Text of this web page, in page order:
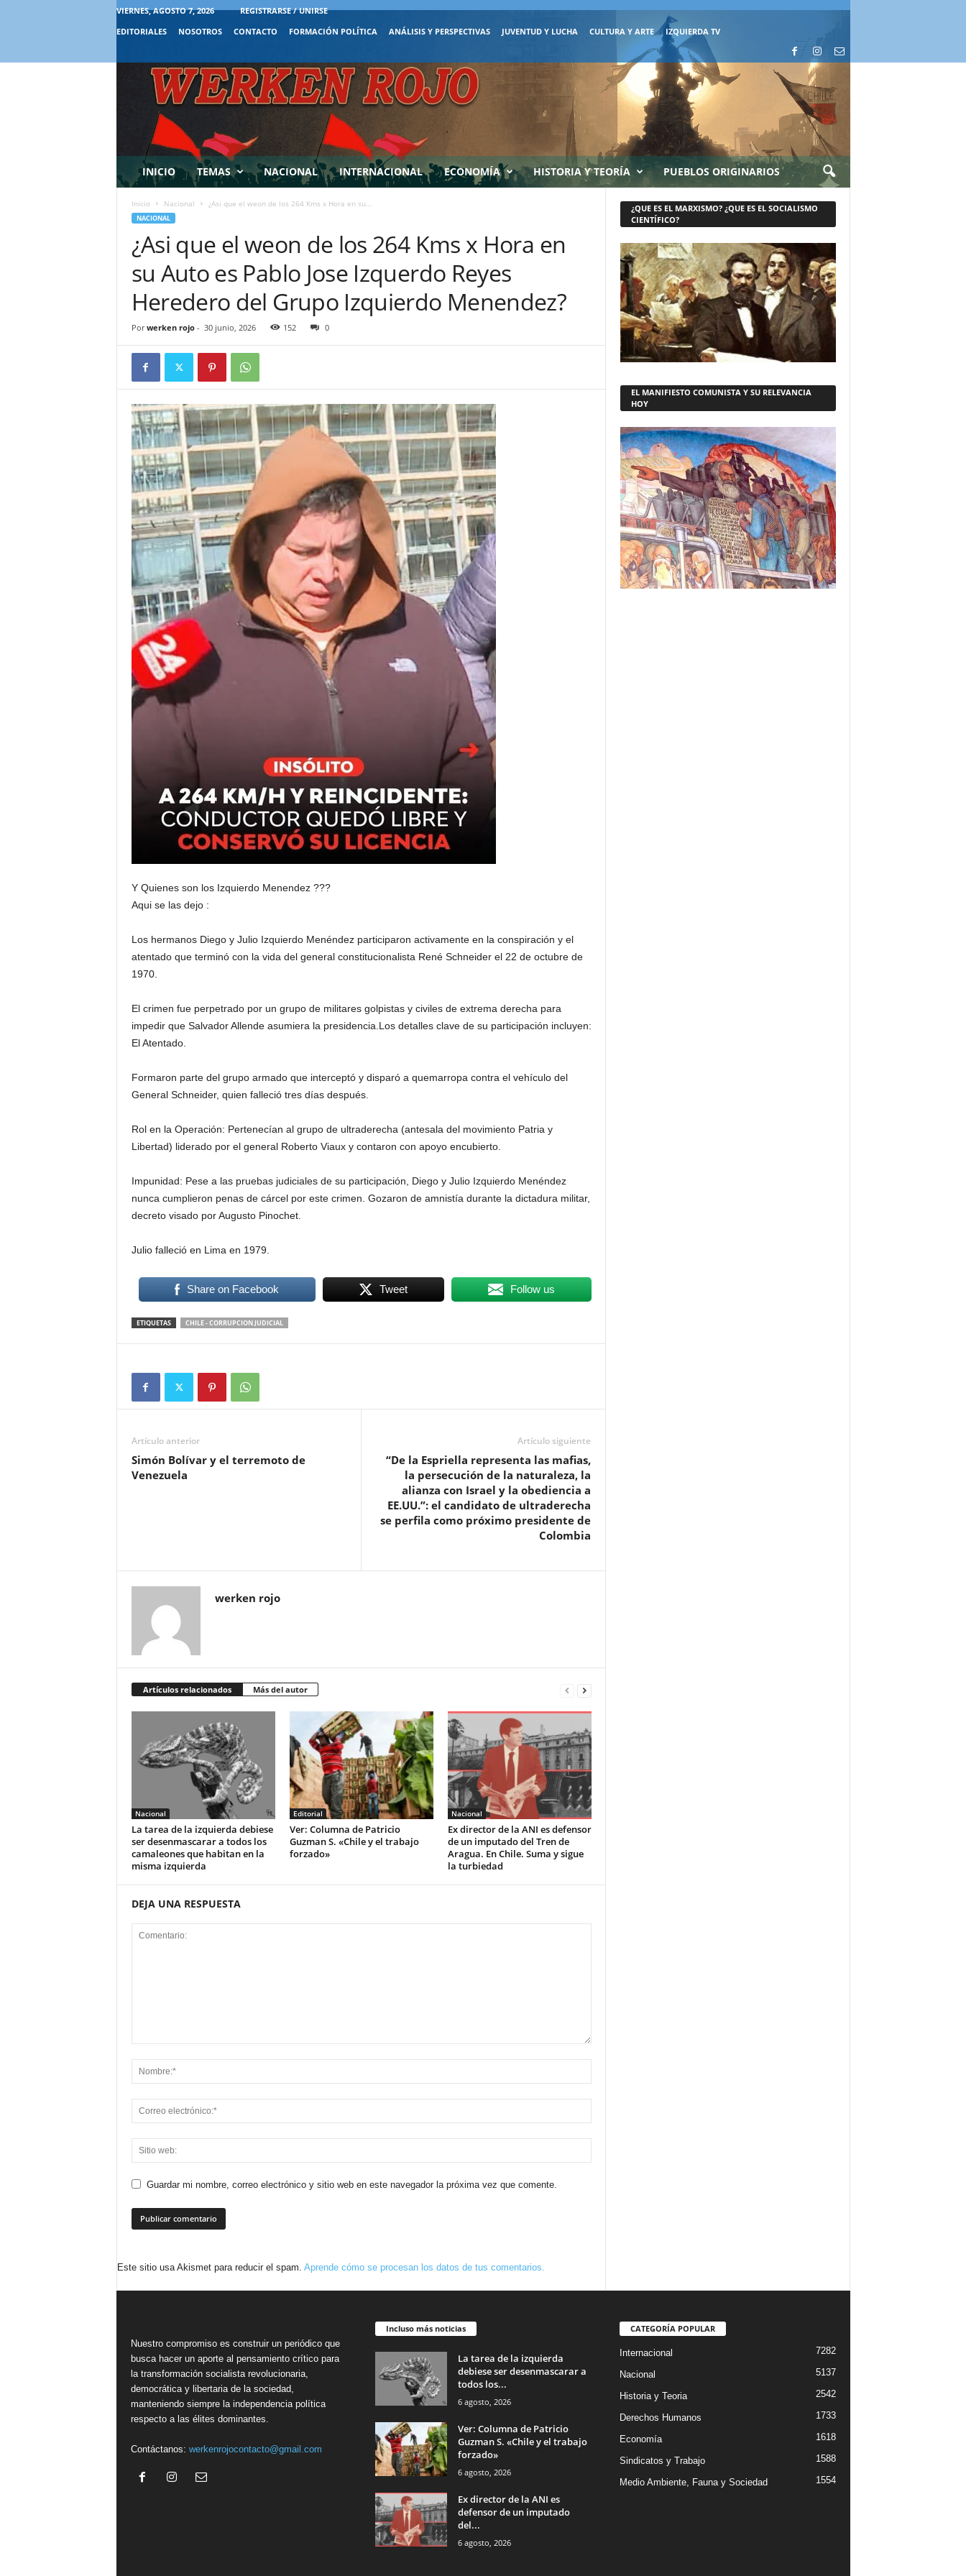
VIERNES, AGOSTO 7, 2026
REGISTRARSE / UNIRSE
EDITORIALES
NOSOTROS CONTACTO FORMACIÓN POLÍTICA ANÁLISIS Y PERSPECTIVAS JUVENTUD Y LUCHA CULTURA Y ARTE IZQUIERDA TV
INICIO TEMAS NACIONAL INTERNACIONAL ECONOMÍA HISTORIA Y TEORÍA PUEBLOS ORIGINARIOS
Inicio Nacional ¿Asi que el weon de los 264 Kms x Hora en su...
NACIONAL
¿Asi que el weon de los 264 Kms x Hora en
su Auto es Pablo Jose Izquerdo Reyes
Heredero del Grupo Izquierdo Menendez?
Por werken rojo- 30 junio, 2026 152 0
Y Quienes son los Izquierdo Menendez ???
Aqui se las dejo :
Los hermanos Diego y Julio Izquierdo Menéndez participaron activamente en la conspiración y el
atentado que terminó con la vida del general constitucionalista René Schneider el 22 de octubre de
1970.
El crimen fue perpetrado por un grupo de militares golpistas y civiles de extrema derecha para
impedir que Salvador Allende asumiera la presidencia.Los detalles clave de su participación incluyen:
El Atentado.
Formaron parte del grupo armado que interceptó y disparó a quemarropa contra el vehículo del
General Schneider, quien falleció tres días después.
Rol en la Operación: Pertenecían al grupo de ultraderecha (antesala del movimiento Patria y
Libertad) liderado por el general Roberto Viaux y contaron con apoyo encubierto.
Impunidad: Pese a las pruebas judiciales de su participación, Diego y Julio Izquierdo Menéndez
nunca cumplieron penas de cárcel por este crimen. Gozaron de amnistía durante la dictadura militar,
decreto visado por Augusto Pinochet.
Julio falleció en Lima en 1979.
Share on Facebook Tweet Follow us
ETIQUETAS CHILE - CORRUPCION JUDICIAL
Artículo anterior
Simón Bolívar y el terremoto de
Venezuela
Artículo siguiente
“De la Espriella representa las mafias,
la persecución de la naturaleza, la
alianza con Israel y la obediencia a
EE.UU.”: el candidato de ultraderecha
se perfila como próximo presidente de
Colombia
werken rojo
Artículos relacionados Más del autor
Nacional
La tarea de la izquierda debiese
ser desenmascarar a todos los
camaleones que habitan en la
misma izquierda
Editorial
Ver: Columna de Patricio
Guzman S. «Chile y el trabajo
forzado»
Nacional
Ex director de la ANI es defensor
de un imputado del Tren de
Aragua. En Chile. Suma y sigue
la turbiedad
DEJA UNA RESPUESTA
Guardar mi nombre, correo electrónico y sitio web en este navegador la próxima vez que comente.
Este sitio usa Akismet para reducir el spam. Aprende cómo se procesan los datos de tus comentarios.
¿QUE ES EL MARXISMO? ¿QUE ES EL SOCIALISMO
CIENTÍFICO?
EL MANIFIESTO COMUNISTA Y SU RELEVANCIA
HOY
Nuestro compromiso es construir un periódico que
busca hacer un aporte al pensamiento crítico para
la transformación socialista revolucionaria,
democrática y libertaria de la sociedad,
manteniendo siempre la independencia política
respecto a las élites dominantes.
Contáctanos: werkenrojocontacto@gmail.com
Incluso más noticias
La tarea de la izquierda
debiese ser desenmascarar a
todos los...
6 agosto, 2026
Ver: Columna de Patricio
Guzman S. «Chile y el trabajo
forzado»
6 agosto, 2026
Ex director de la ANI es
defensor de un imputado
del...
6 agosto, 2026
CATEGORÍA POPULAR
Internacional 7282
Nacional 5137
Historia y Teoria 2542
Derechos Humanos 1733
Economía 1618
Sindicatos y Trabajo 1588
Medio Ambiente, Fauna y Sociedad 1554